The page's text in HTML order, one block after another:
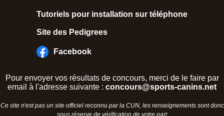
Tutoriels pour installation sur téléphone
Site des Pedigrees
Facebook
Pour envoyer vos résultats de concours, merci de le faire par
email à l'adresse suivante : concours@sports-canins.net
Ce site n'est pas un site officiel reconnu par la CUN, les renseignements sont donc
sous réserve de vérification de votre part